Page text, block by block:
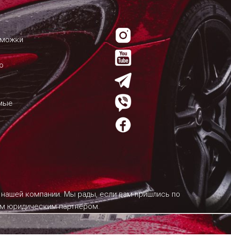
компании. Мы рады, если вам пришлись по
юридическим партнером.